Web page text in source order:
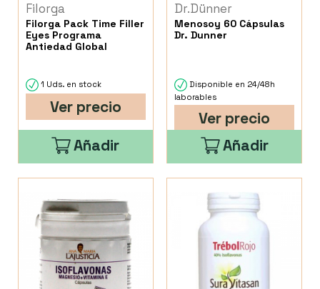
Filorga
Filorga Pack Time Filler
Eyes Programa
Antiedad Global
1 Uds. en stock
Ver precio
Añadir
Dr.Dünner
Menosoy 60 Cápsulas
Dr. Dunner
Disponible en 24/48h
laborables
Ver precio
Añadir